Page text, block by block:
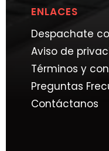
ENLACES
Despachate
Aviso de
Términos y
Preguntas
Contáctanos